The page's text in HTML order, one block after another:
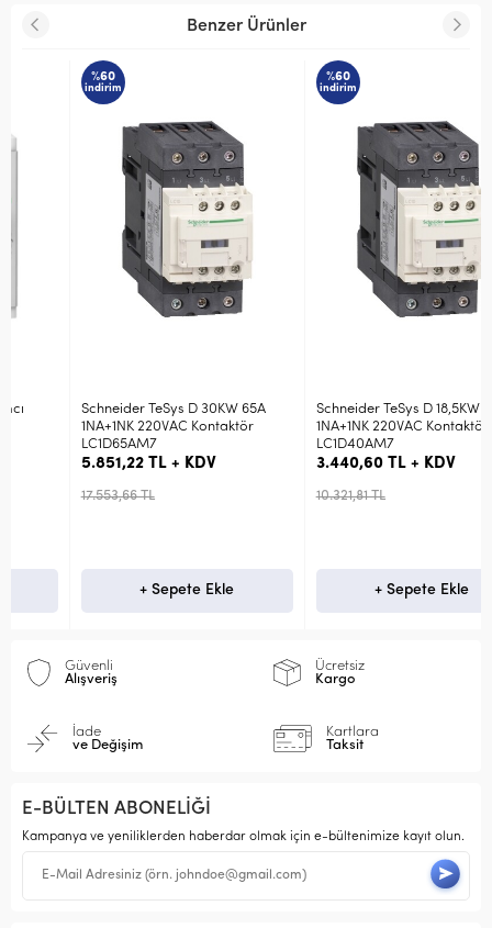
Benzer Ürünler
Schneider TeSys D 30KW 65A
1NA+1NK 220VAC Kontaktör
LC1D65AM7
5.851,22 TL + KDV
17.553,66 TL
+ Sepete Ekle
Schneider TeSys D 18,5KW 40A
1NA+1NK 220VAC Kontaktör
LC1D40AM7
3.440,60 TL + KDV
10.321,81 TL
+ Sepete Ekle
Güvenli
Alışveriş
Ücretsiz
Kargo
İade
ve Değişim
Kartlara
Taksit
E-BÜLTEN ABONELİĞİ
Kampanya ve yeniliklerden haberdar olmak için e-bültenimize kayıt olun.